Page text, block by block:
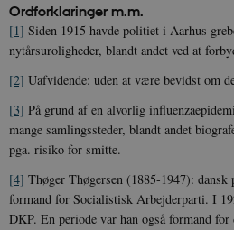
Ordforklaringer m.m.
[1] Siden 1915 havde politiet i Aarhus
nytårsuroligheder, blandt andet ved at
[2] Uafvidende: uden at være bevidst om
[3] På grund af en alvorlig
mange samlingssteder, blandt andet
pga. risiko for smitte.
[4] Thøger Thøgersen (1885-1947):
formand for Socialistisk Arbejderparti. I
DKP. En periode var han også formand
CookieScriptConsent
XSRF-TOKEN